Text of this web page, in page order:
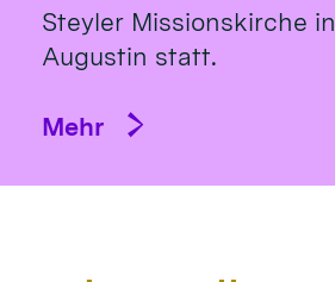
Steyler Missionskirche
Augustin statt.
Mehr